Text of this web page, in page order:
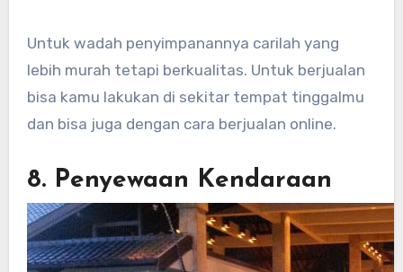
Untuk wadah penyimpanannya carilah yang
lebih murah tetapi berkualitas. Untuk berjualan
bisa kamu lakukan di sekitar tempat tinggalmu
dan bisa juga dengan cara berjualan online.
8. Penyewaan Kendaraan